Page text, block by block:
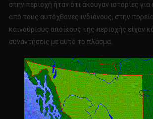
στην περιοχή ήταν ότι άκουγαν ιστορίες
από τους αυτόχθονες ινδιάνους, στην
καινούριους αποίκους της περιοχής είχαν
συναντήσεις με αυτό το πλάσμα.